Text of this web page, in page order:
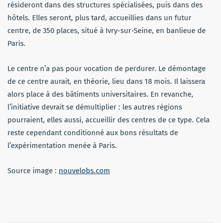
résideront dans des structures spécialisées, puis dans des
hôtels. Elles seront, plus tard, accueillies dans un futur
centre, de 350 places, situé à Ivry-sur-Seine, en banlieue de
Paris.
Le centre n’a pas pour vocation de perdurer. Le démontage
de ce centre aurait, en théorie, lieu dans 18 mois. Il laissera
alors place à des bâtiments universitaires. En revanche,
l’initiative devrait se démultiplier : les autres régions
pourraient, elles aussi, accueillir des centres de ce type. Cela
reste cependant conditionné aux bons résultats de
l’expérimentation menée à Paris.
Source image : nouvelobs.com